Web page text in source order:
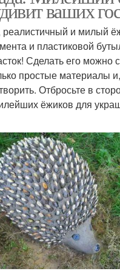
ваших
и милый
и пластиковой
Сделать его можно
простые материалы
Отбросьте в
ёжиков для